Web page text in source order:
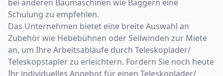
bei anderen Baumaschinen wie Baggern eine
Schulung zu empfehlen.
Das Unternehmen bietet eine breite Auswahl an
Zubehör wie Hebebühnen oder Seilwinden zur Miete
an, um Ihre Arbeitsabläufe durch Teleskoplader/
Teleskopstapler zu erleichtern. Fordern Sie noch heute
Ihr individuelles Angebot für einen Teleskoplader/